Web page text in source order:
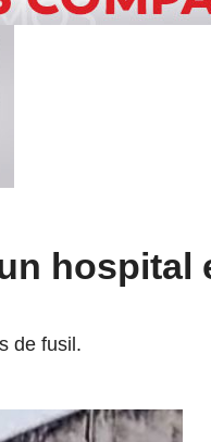
hospital
de fusil.